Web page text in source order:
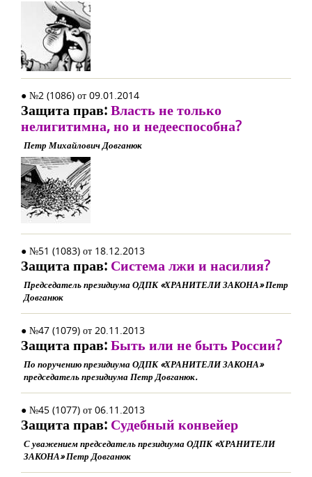
● №2 (1086) от 09.01.2014
Защита прав:Власть не только
нелигитимна, но и недееспособна?
Петр Михайлович Довганюк
● №51 (1083) от 18.12.2013
Защита прав: Система лжи и насилия?
Председатель президиума ОДПК «ХРАНИТЕЛИ ЗАКОНА» Петр
Довганюк
● №47 (1079) от 20.11.2013
Защита прав:Быть или не быть России?
По поручению президиума ОДПК «ХРАНИТЕЛИ ЗАКОНА»
председатель президиума Петр Довганюк.
● №45 (1077) от 06.11.2013
Защита прав: Судебный конвейер
С уважением председатель президиума ОДПК «ХРАНИТЕЛИ
ЗАКОНА» Петр Довганюк